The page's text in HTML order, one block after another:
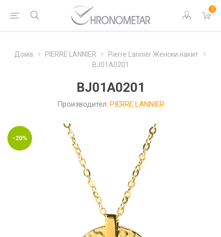
0
Дома PIERRE LANNIER
Pierre Lannier Женски накит
BJ01A0201
BJ01A0201
Производител: PIERRE LANNIER
-20%